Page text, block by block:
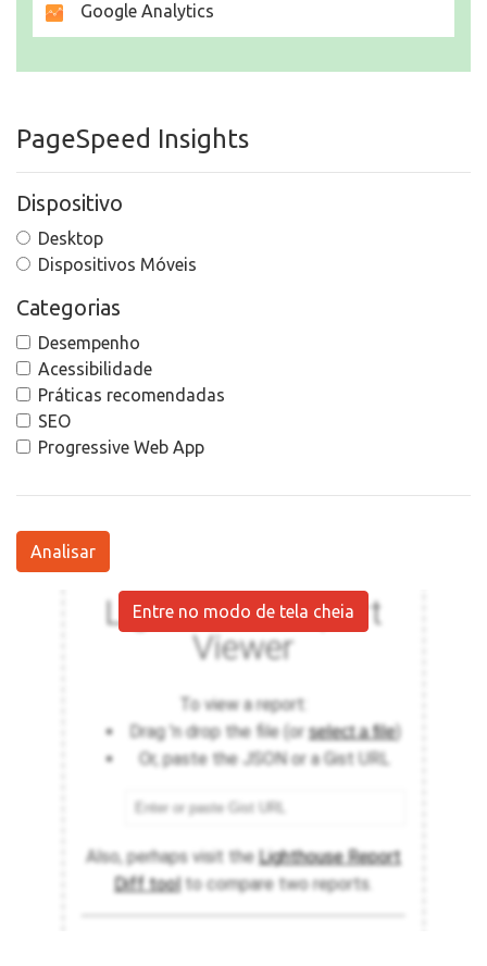
Google Analytics
PageSpeed Insights
Dispositivo
Desktop
Dispositivos Móveis
Categorias
Desempenho
Acessibilidade
Práticas recomendadas
SEO
Progressive Web App
Analisar
Entre no modo de tela cheia